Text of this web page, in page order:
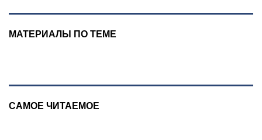
МАТЕРИАЛЫ ПО ТЕМЕ
САМОЕ ЧИТАЕМОЕ